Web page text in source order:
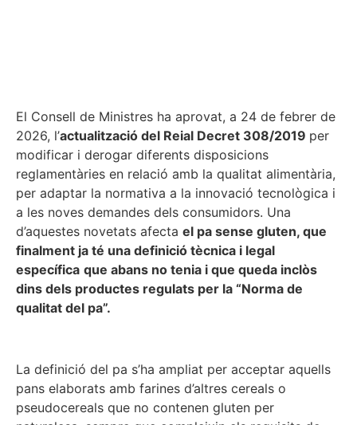
El Consell de Ministres ha aprovat, a 24 de febrer de
2026, l’actualització del Reial Decret 308/2019 per
modificar i derogar diferents disposicions
reglamentàries en relació amb la qualitat alimentària,
per adaptar la normativa a la innovació tecnològica i
a les noves demandes dels consumidors. Una
d’aquestes novetats afecta el pa sense gluten, que
finalment ja té una definició tècnica i legal
específica que abans no tenia i que queda inclòs
dins dels productes regulats per la “Norma de
qualitat del pa”.
La definició del pa s’ha ampliat per acceptar aquells
pans elaborats amb farines d’altres cereals o
pseudocereals que no contenen gluten per